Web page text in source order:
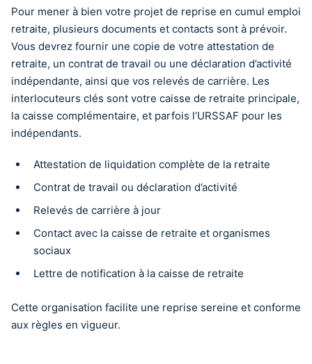
Pour mener à bien votre projet de reprise en cumul emploi
retraite, plusieurs documents et contacts sont à prévoir.
Vous devrez fournir une copie de votre attestation de
retraite, un contrat de travail ou une déclaration d’activité
indépendante, ainsi que vos relevés de carrière. Les
interlocuteurs clés sont votre caisse de retraite principale,
la caisse complémentaire, et parfois l’URSSAF pour les
indépendants.
Attestation de liquidation complète de la retraite
Contrat de travail ou déclaration d’activité
Relevés de carrière à jour
Contact avec la caisse de retraite et organismes
sociaux
Lettre de notification à la caisse de retraite
Cette organisation facilite une reprise sereine et conforme
aux règles en vigueur.